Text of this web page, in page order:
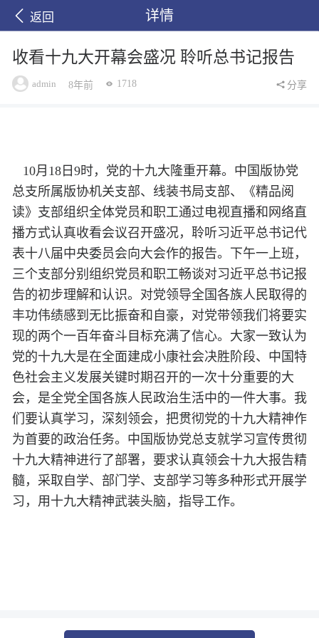
返回 详情
收看十九大开幕会盛况 聆听总书记报告
admin 8年前 1718 分享
10月18日9时，党的十九大隆重开幕。中国版协党
总支所属版协机关支部、线装书局支部、《精品阅
读》支部组织全体党员和职工通过电视直播和网络直
播方式认真收看会议召开盛况，聆听习近平总书记代
表十八届中央委员会向大会作的报告。下午一上班，
三个支部分别组织党员和职工畅谈对习近平总书记报
告的初步理解和认识。对党领导全国各族人民取得的
丰功伟绩感到无比振奋和自豪，对党带领我们将要实
现的两个一百年奋斗目标充满了信心。大家一致认为
党的十九大是在全面建成小康社会决胜阶段、中国特
色社会主义发展关键时期召开的一次十分重要的大
会，是全党全国各族人民政治生活中的一件大事。我
们要认真学习，深刻领会，把贯彻党的十九大精神作
为首要的政治任务。中国版协党总支就学习宣传贯彻
十九大精神进行了部署，要求认真领会十九大报告精
髓，采取自学、部门学、支部学习等多种形式开展学
习，用十九大精神武装头脑，指导工作。